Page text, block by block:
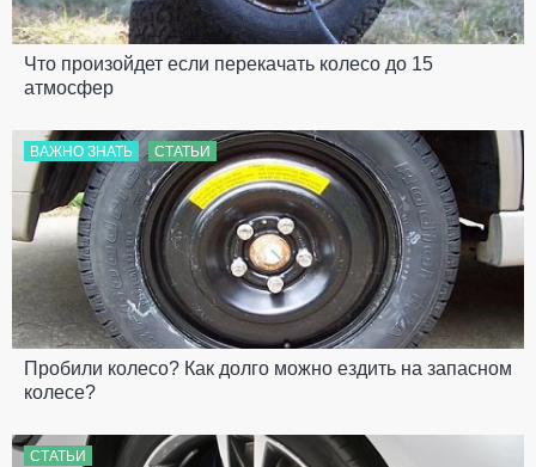
Что произойдет если перекачать колесо до 15
атмосфер
ВАЖНО ЗНАТЬ СТАТЬИ
Пробили колесо? Как долго можно ездить на запасном
колесе?
СТАТЬИ